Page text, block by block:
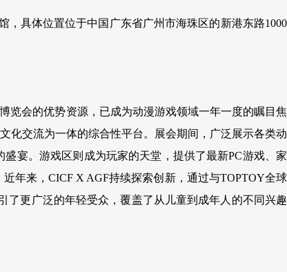
，具体位置位于中国广东省广州市海珠区的新港东路1000
览会的优势资源，已成为动漫游戏领域一年一度的瞩目焦
化交流为一体的综合性平台。展会期间，广泛展示各类动
宴。游戏区则成为玩家的天堂，提供了最新PC游戏、家
年来，CICF X AGF持续探索创新，通过与TOPTOY全球
了更广泛的年轻受众，覆盖了从儿童到成年人的不同兴趣